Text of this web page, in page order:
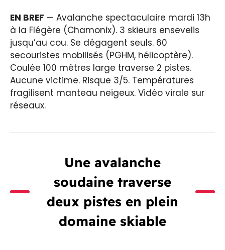
EN BREF — Avalanche spectaculaire mardi 13h
à la Flégère (Chamonix). 3 skieurs ensevelis
jusqu’au cou. Se dégagent seuls. 60
secouristes mobilisés (PGHM, hélicoptère).
Coulée 100 mètres large traverse 2 pistes.
Aucune victime. Risque 3/5. Températures
fragilisent manteau neigeux. Vidéo virale sur
réseaux.
Une avalanche
soudaine traverse
deux pistes en plein
domaine skiable